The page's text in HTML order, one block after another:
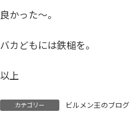
良かった〜。
バカどもには鉄槌を。
以上
カテゴリー ビルメン王のブログ